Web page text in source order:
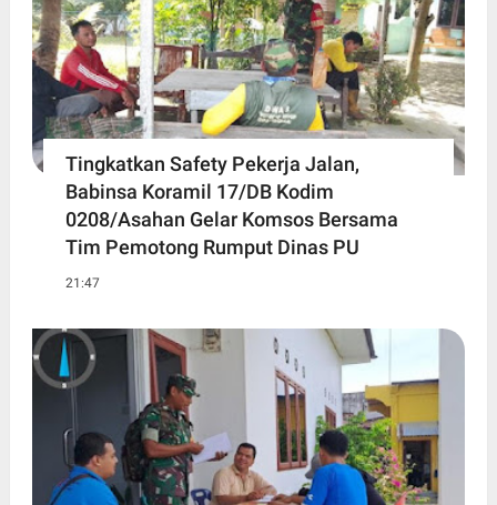
Tingkatkan Safety Pekerja Jalan,
Babinsa Koramil 17/DB Kodim
0208/Asahan Gelar Komsos Bersama
Tim Pemotong Rumput Dinas PU
21:47